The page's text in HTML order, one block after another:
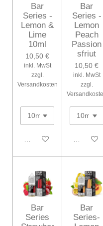
Bar
Series -
Lemon &
Lime
10ml
10,50 €
inkl. MwSt
zzgl.
Versandkosten
In den Warenkorb
Bar
Series -
Lemon
Peach
Passion
sfriut
10,50 €
inkl. MwSt
zzgl.
In den
Bar
Series
Bar
Series-